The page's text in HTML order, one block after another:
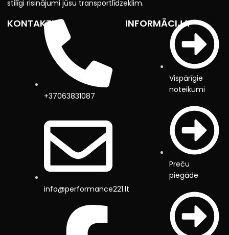
stilīgi risinājumi jūsu transportlīdzeklim.
KONTAKTI
+37063831087
info@performance221.lt
INFORMĀCIJA
Vispārīgie
noteikumi
Preču
piegāde